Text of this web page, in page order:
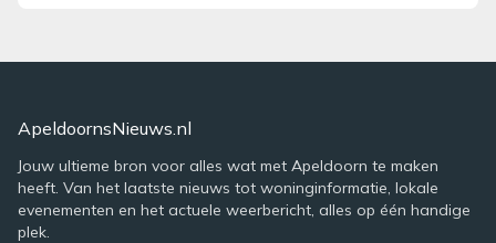
ApeldoornsNieuws.nl
Jouw ultieme bron voor alles wat met Apeldoorn te maken
heeft. Van het laatste nieuws tot woninginformatie, lokale
evenementen en het actuele weerbericht, alles op één handige
plek.